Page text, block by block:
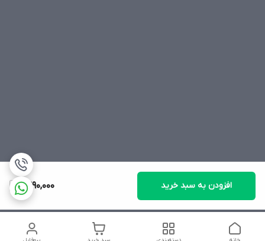
1,390,000 افزودن به سبد خرید